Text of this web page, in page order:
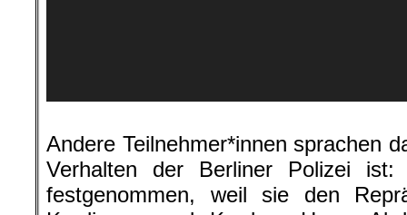
Andere Teilnehmer*innen sprachen
Verhalten der Berliner Polizei ist:
festgenommen, weil sie den